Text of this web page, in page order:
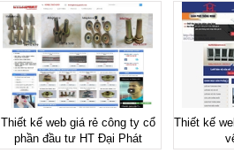
Thiết kế web giá rẻ công ty cổ
phần đầu tư HT Đại Phát
Thiết kế